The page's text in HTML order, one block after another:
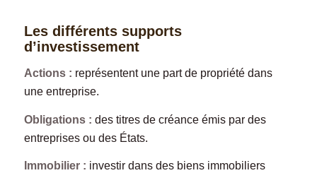
Les différents supports
d’investissement
Actions : représentent une part de propriété dans
une entreprise.
Obligations : des titres de créance émis par des
entreprises ou des États.
Immobilier : investir dans des biens immobiliers